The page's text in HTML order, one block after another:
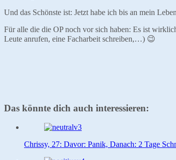
Und das Schönste ist: Jetzt habe ich bis an mein
Für alle die die OP noch vor sich haben: Es ist
Leute anrufen, eine Facharbeit schreiben,…) 😉
Das könnte dich auch interessieren:
Chrissy, 27: Davor: Panik, Danach: 2 Tage